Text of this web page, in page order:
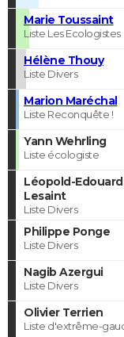
Marie Toussaint
Liste Les Ecologistes
Hélène Thouy
Liste Divers
Marion Maréchal
Liste Reconquête !
Yann Wehrling
Liste écologiste
Léopold-
Lesaint
Liste Divers
Philippe Ponge
Liste Divers
Nagib Azergui
Liste Divers
Olivier Terrien
Liste d'extrême-